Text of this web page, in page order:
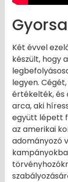
Két évvel
készült, hogy
legyen.
értékelték, és
arca, aki
együtt lépett
az amerikai
adományozó